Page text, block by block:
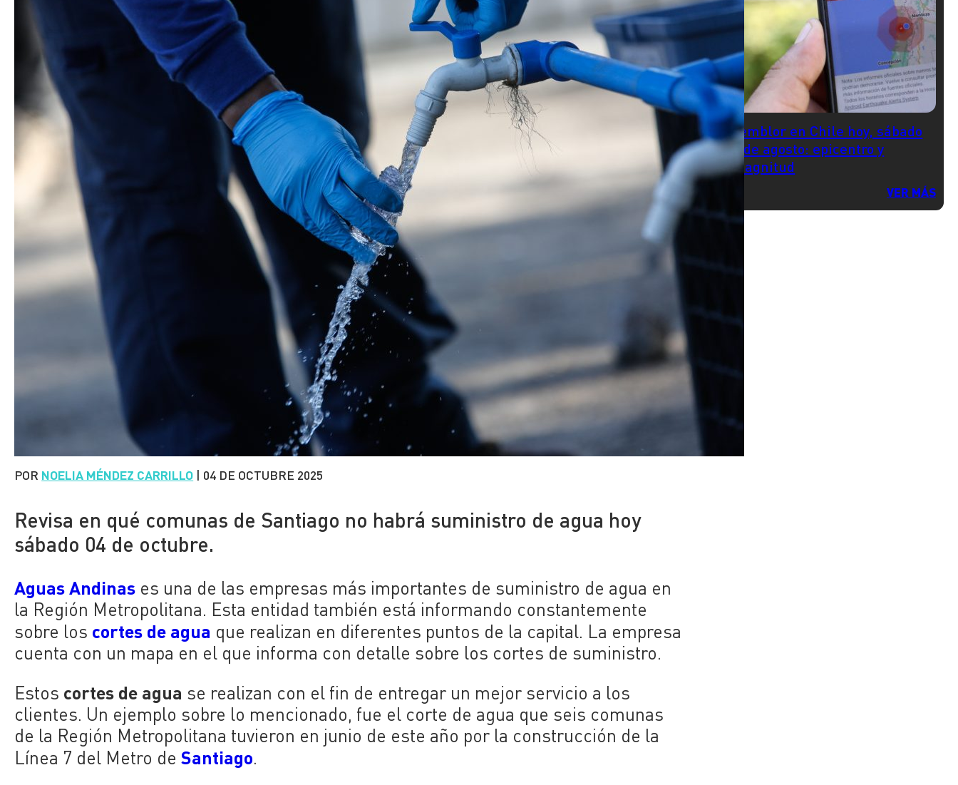
POR NOELIA MÉNDEZ CARRILLO | 04 DE OCTUBRE 2025
Revisa en qué comunas de Santiago no habrá suministro de agua hoy
sábado 04 de octubre.
Aguas Andinas es una de las empresas más importantes de suministro de agua en
la Región Metropolitana. Esta entidad también está informando constantemente
sobre los cortes de agua que realizan en diferentes puntos de la capital. La empresa
cuenta con un mapa en el que informa con detalle sobre los cortes de suministro.
Estos cortes de agua se realizan con el fin de entregar un mejor servicio a los
clientes. Un ejemplo sobre lo mencionado, fue el corte de agua que seis comunas
de la Región Metropolitana tuvieron en junio de este año por la construcción de la
Línea 7 del Metro deSantiago.
Temblor en Chile hoy, sábado
8 de agosto: epicentro y
magnitud
VER MÁS